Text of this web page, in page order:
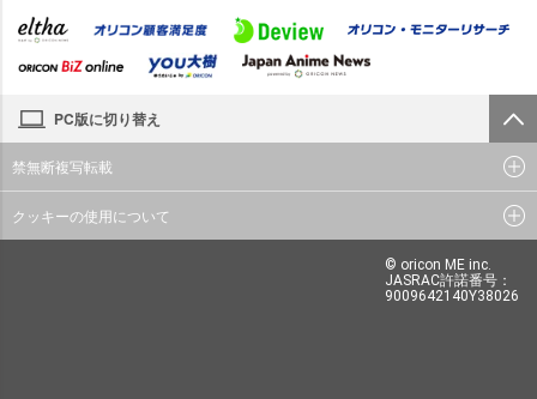
PC版に切り替え
禁無断複写転載
クッキーの使用について
© oricon ME inc.
JASRAC許諾番号：
9009642140Y38026